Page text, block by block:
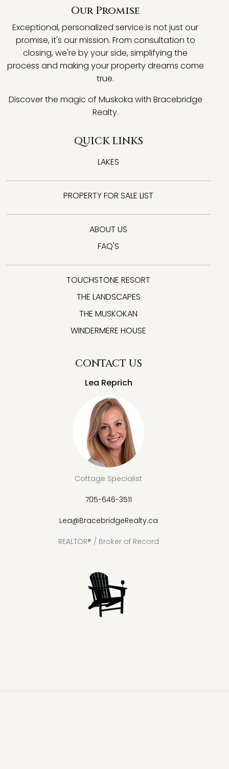
Our Promise
Exceptional, personalized service is not just our
promise, it's our mission. From consultation to
closing, we're by your side, simplifying the
process and making your property dreams come
true.
Discover the magic of Muskoka with Bracebridge
Realty.
QUICK LINKS
LAKES
PROPERTY FOR SALE LIST
ABOUT US
FAQ'S
TOUCHSTONE RESORT
THE LANDSCAPES
THE MUSKOKAN
WINDERMERE HOUSE
CONTACT US
Lea Reprich
Cottage Specialist
705-646-3511
Lea@BracebridgeRealty.ca
REALTOR® / Broker of Record